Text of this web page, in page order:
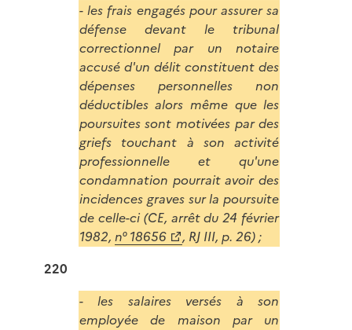
- les frais engagés pour assurer sa
défense devant le tribunal
correctionnel par un notaire
accusé d'un délit constituent des
dépenses personnelles non
déductibles alors même que les
poursuites sont motivées par des
griefs touchant à son activité
professionnelle et qu'une
condamnation pourrait avoir des
incidences graves sur la poursuite
de celle-ci (CE, arrêt du 24 février
1982, n° 18656
, RJ III, p. 26) ;
220
- les salaires versés à son
employée de maison par un